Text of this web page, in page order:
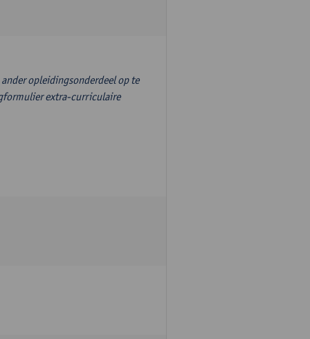
opleidingsonderdeel op te
extra-curriculaire